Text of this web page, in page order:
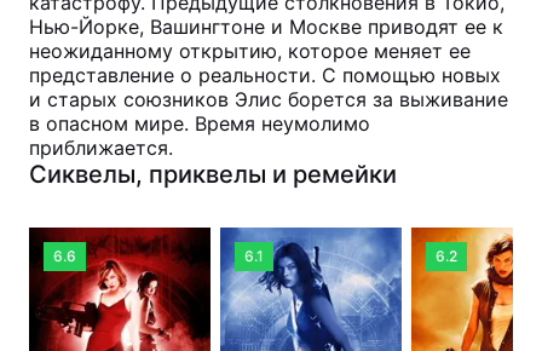
Нью-Йорке, Вашингтоне и Москве приводят ее к
неожиданному открытию, которое меняет ее
представление о реальности. С помощью новых
и старых союзников Элис борется за выживание
в опасном мире. Время неумолимо
приближается.
Сиквелы, приквелы и ремейки
6.6 6.1 6.2